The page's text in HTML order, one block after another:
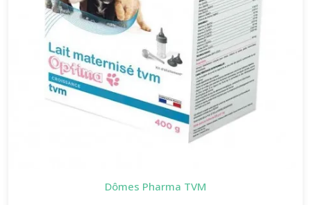
Dômes Pharma TVM